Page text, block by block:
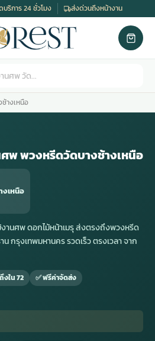
บริการ 24 ชั่วโมง ส่งด่วนถึงหน้างาน
างเหนือ
พ พวงหรีดวัดบางช้างเหนือ
เหนือ
านศพ ดอกไม้หน้าเมรุ ส่งตรงถึงพวงหรีด
กรุงเทพมหานคร รวดเร็ว ตรงเวลา จาก
ใน 72
✅ ฟรีค่าจัดส่ง